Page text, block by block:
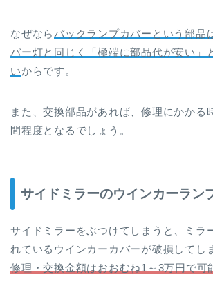
なぜならバックランプカバーという部品
バー灯と同じく「極端に部品代が安い」
いからです。
また、交換部品があれば、修理にかかる
間程度となるでしょう。
サイドミラーのウインカーラン
サイドミラーをぶつけてしまうと、ミラ
れているウインカーカバーが破損してし
修理・交換金額はおおむね1～3万円で可